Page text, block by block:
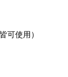
可使用）